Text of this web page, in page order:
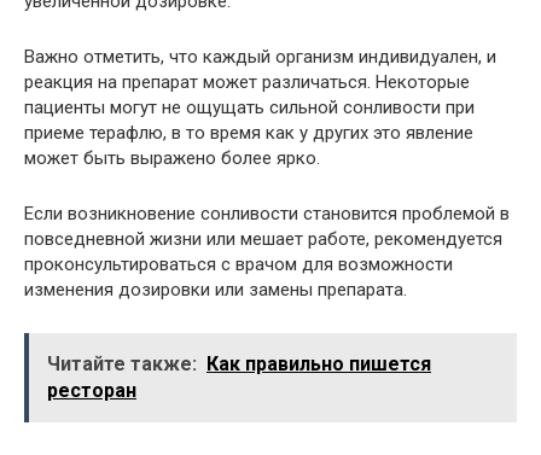
Важно отметить, что каждый организм индивидуален, и
реакция на препарат может различаться. Некоторые
пациенты могут не ощущать сильной сонливости при
приеме терафлю, в то время как у других это явление
может быть выражено более ярко.
Если возникновение сонливости становится проблемой в
повседневной жизни или мешает работе, рекомендуется
проконсультироваться с врачом для возможности
изменения дозировки или замены препарата.
Читайте также: Как правильно пишется
ресторан